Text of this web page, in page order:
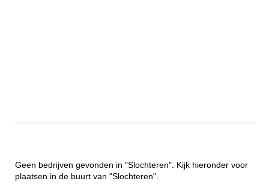
Geen bedrijven gevonden in "Slochteren". Kijk hieronder voor
plaatsen in de buurt van "Slochteren".